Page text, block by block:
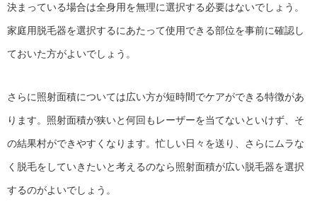
決まっている場合は全身用を無理に選択する必要はないでしょう。
家庭用脱毛器を選択するにあたって使用できる部位を事前に確認し
ておいた方がよいでしょう。
さらに照射面積については広い方が短時間でケアができる特徴があ
ります。照射面積が狭いと何回もレーザーを当てないといけず、そ
の結果村ができやすくなります。忙しい日々を送り、さらにムラな
く脱毛をしていきたいと考えるのなら照射面積が広い脱毛器を選択
するのがよいでしょう。